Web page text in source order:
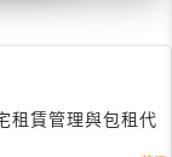
租賃管理與包租代